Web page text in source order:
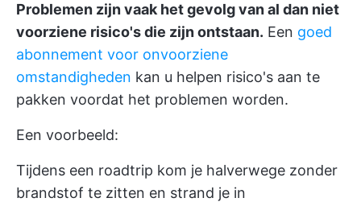
Problemen zijn vaak het gevolg van al dan niet
voorziene risico's die zijn ontstaan. Een goed
abonnement voor onvoorziene
omstandigheden kan u helpen risico's aan te
pakken voordat het problemen worden.
Een voorbeeld:
Tijdens een roadtrip kom je halverwege zonder
brandstof te zitten en strand je in